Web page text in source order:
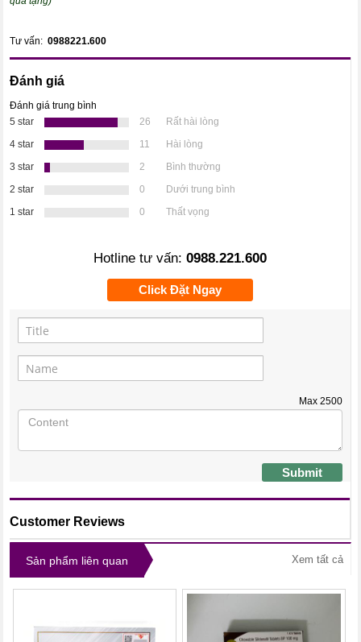
Tư vấn:0988221.600
Đánh giá
Đánh giá trung bình
5 star
26
Rất hài lòng
4 star
11
Hài lòng
3 star
2
Bình thường
2 star
0
Dưới trung bình
1 star
0 Thất vọng
Hotline tư vấn: 0988.221.600
Click Đặt Ngay
Max 2500
Submit
Customer Reviews
Sản phẩm liên quan Xem tất cả